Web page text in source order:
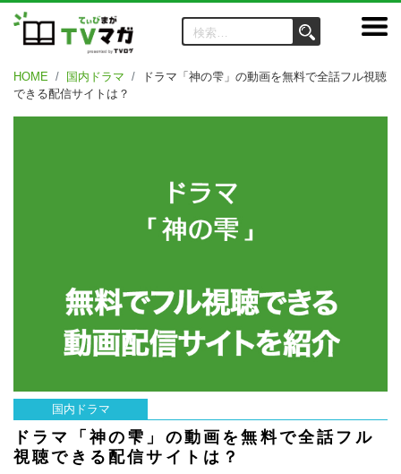
HOME 国内ドラマ
ドラマ「神の雫」の動画を無料で全話フル視聴
できる配信サイトは？
国内ドラマ
ドラマ「神の雫」の動画を無料で全話フル
視聴できる配信サイトは？